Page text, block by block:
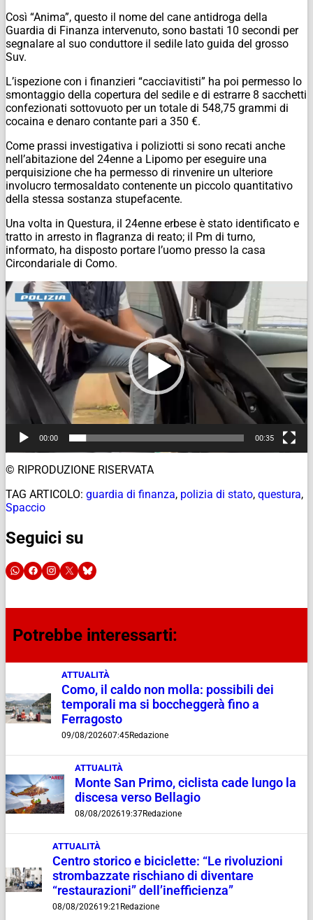
Così “Anima”, questo il nome del cane antidroga della
Guardia di Finanza intervenuto, sono bastati 10 secondi per
segnalare al suo conduttore il sedile lato guida del grosso
Suv.
L’ispezione con i finanzieri “cacciavitisti” ha poi permesso lo
smontaggio della copertura del sedile e di estrarre 8 sacchetti
confezionati sottovuoto per un totale di 548,75 grammi di
cocaina e denaro contante pari a 350 €.
Come prassi investigativa i poliziotti si sono recati anche
nell’abitazione del 24enne a Lipomo per eseguire una
perquisizione che ha permesso di rinvenire un ulteriore
involucro termosaldato contenente un piccolo quantitativo
della stessa sostanza stupefacente.
Una volta in Questura, il 24enne erbese è stato identificato e
tratto in arresto in flagranza di reato; il Pm di turno,
informato, ha disposto portare l’uomo presso la casa
Circondariale di Como.
Video
Player
00:00 00:35
© RIPRODUZIONE RISERVATA
TAG ARTICOLO: guardia di finanza, polizia di stato, questura,
Spaccio
Seguici su
Potrebbe interessarti:
ATTUALITÀ
Como, il caldo non molla: possibili dei
temporali ma si boccheggerà fino a
Ferragosto
09/08/202607:45Redazione
ATTUALITÀ
Monte San Primo, ciclista cade lungo la
discesa verso Bellagio
08/08/202619:37Redazione
ATTUALITÀ
Centro storico e biciclette: “Le rivoluzioni
strombazzate rischiano di diventare
“restaurazioni” dell’inefficienza”
08/08/202619:21 Redazione